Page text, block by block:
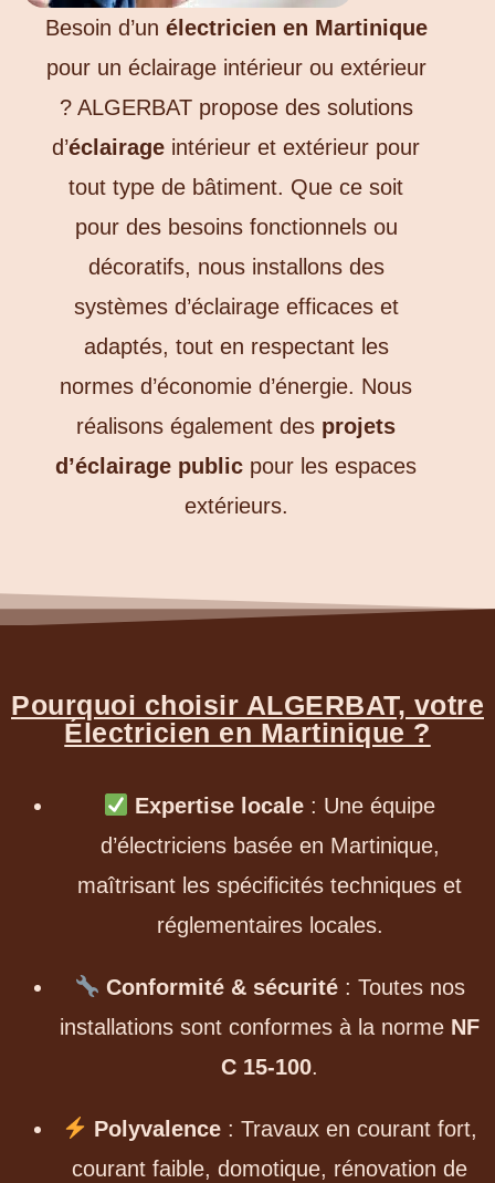
Besoin d’un électricien en Martinique
pour un éclairage intérieur ou extérieur
? ALGERBAT propose des solutions
d’éclairage intérieur et extérieur pour
tout type de bâtiment. Que ce soit
pour des besoins fonctionnels ou
décoratifs, nous installons des
systèmes d’éclairage efficaces et
adaptés, tout en respectant les
normes d’économie d’énergie. Nous
réalisons également des projets
d’éclairage public pour les espaces
extérieurs.
Pourquoi choisir ALGERBAT, votre
Électricien en Martinique ?
Expertise locale : Une équipe
d’électriciens basée en Martinique,
maîtrisant les spécificités techniques et
réglementaires locales.
Conformité & sécurité: Toutes nos
installations sont conformes à la norme NF
C 15-100.
Polyvalence: Travaux en courant fort,
courant faible, domotique, rénovation de